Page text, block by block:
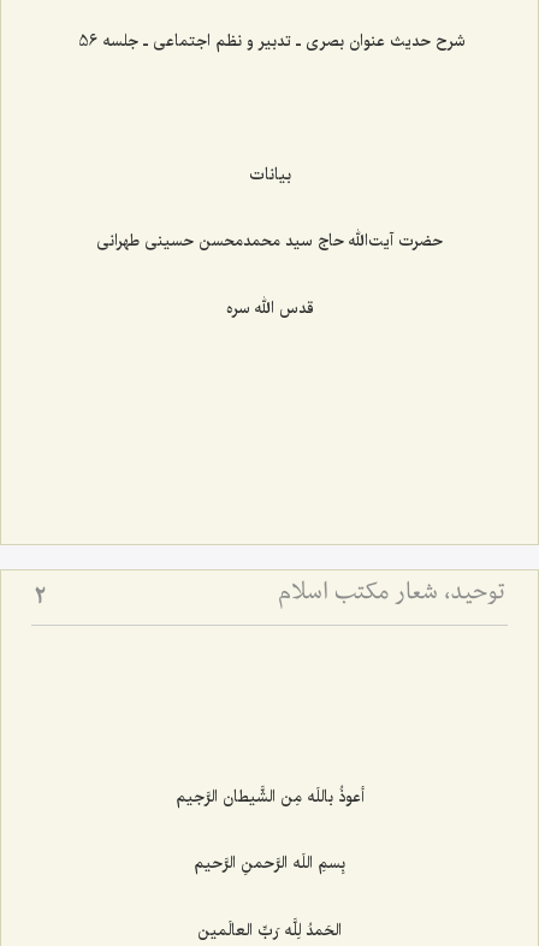
شرح حدیث عنوان بصری ـ تدبیر و نظم اجتماعی ـ جلسه 56
بیانات
حضرت آیت‌الله حاج سید محمدمحسن حسینی طهرانی
قدس الله سره
توحید، شعار مكتب اسلام 2
أعوذُ باللَه مِن الشَّيطان الرَّجيم‌
بِسمِ اللَه الرَّحمنِ الرَّحيم‌
الحَمدُ لِلَّه رَبِّ العالَمين‌